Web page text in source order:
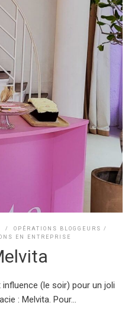
/OPÉRATIONS BLOGGEURS /
EN ENTREPRISE
(le soir) pour un joli
: Melvita. Pour...